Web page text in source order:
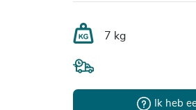
7 kg
Ik heb